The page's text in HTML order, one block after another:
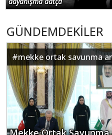
GÜNDEMDEKİLER
#mekke ortak savunma
Mekke Ortak